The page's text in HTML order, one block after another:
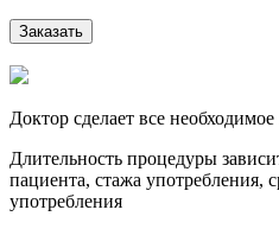
Заказать
Доктор сделает все необходимое
Длительность процедуры
пациента, стажа употребления,
употребления